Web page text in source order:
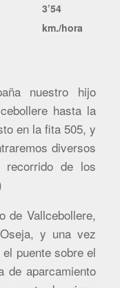
3’54
km./hora
nuestro hijo
hasta la
en la fita 505, y
diversos
recorrido de los
de Vallcebollere,
y una vez
puente sobre el
de aparcamiento